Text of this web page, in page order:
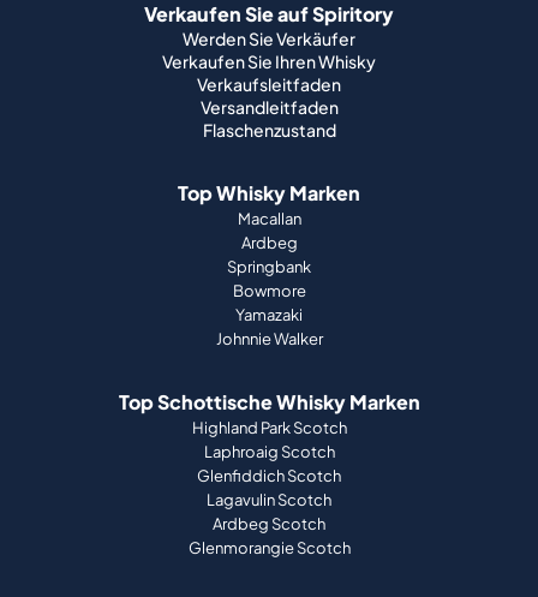
Verkaufen Sie auf Spiritory
Werden Sie Verkäufer
Verkaufen Sie Ihren Whisky
Verkaufsleitfaden
Versandleitfaden
Flaschenzustand
Top Whisky Marken
Macallan
Ardbeg
Springbank
Bowmore
Yamazaki
Johnnie Walker
Top Schottische Whisky Marken
Highland Park Scotch
Laphroaig Scotch
Glenfiddich Scotch
Lagavulin Scotch
Ardbeg Scotch
Glenmorangie Scotch